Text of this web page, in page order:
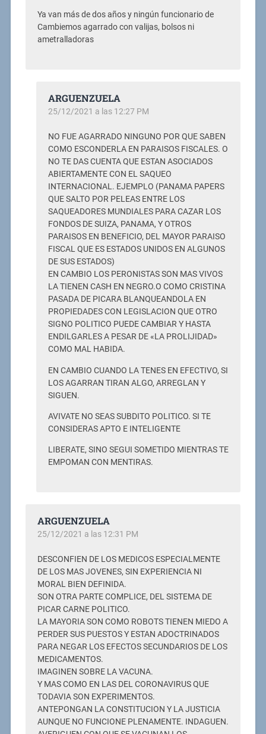
Ya van más de dos años y ningún funcionario de
Cambiemos agarrado con valijas, bolsos ni
ametralladoras
ARGUENZUELA
25/12/2021 a las 12:27 PM
NO FUE AGARRADO NINGUNO POR QUE SABEN
COMO ESCONDERLA EN PARAISOS FISCALES. O
NO TE DAS CUENTA QUE ESTAN ASOCIADOS
ABIERTAMENTE CON EL SAQUEO
INTERNACIONAL. EJEMPLO (PANAMA PAPERS
QUE SALTO POR PELEAS ENTRE LOS
SAQUEADORES MUNDIALES PARA CAZAR LOS
FONDOS DE SUIZA, PANAMA, Y OTROS
PARAISOS EN BENEFICIO, DEL MAYOR PARAISO
FISCAL QUE ES ESTADOS UNIDOS EN ALGUNOS
DE SUS ESTADOS)
EN CAMBIO LOS PERONISTAS SON MAS VIVOS
LA TIENEN CASH EN NEGRO.O COMO CRISTINA
PASADA DE PICARA BLANQUEANDOLA EN
PROPIEDADES CON LEGISLACION QUE OTRO
SIGNO POLITICO PUEDE CAMBIAR Y HASTA
ENDILGARLES A PESAR DE «LA PROLIJIDAD»
COMO MAL HABIDA.
EN CAMBIO CUANDO LA TENES EN EFECTIVO, SI
LOS AGARRAN TIRAN ALGO, ARREGLAN Y
SIGUEN.
AVIVATE NO SEAS SUBDITO POLITICO. SI TE
CONSIDERAS APTO E INTELIGENTE
LIBERATE, SINO SEGUI SOMETIDO MIENTRAS TE
EMPOMAN CON MENTIRAS.
ARGUENZUELA
25/12/2021 a las 12:31 PM
DESCONFIEN DE LOS MEDICOS ESPECIALMENTE
DE LOS MAS JOVENES, SIN EXPERIENCIA NI
MORAL BIEN DEFINIDA.
SON OTRA PARTE COMPLICE, DEL SISTEMA DE
PICAR CARNE POLITICO.
LA MAYORIA SON COMO ROBOTS TIENEN MIEDO A
PERDER SUS PUESTOS Y ESTAN ADOCTRINADOS
PARA NEGAR LOS EFECTOS SECUNDARIOS DE LOS
MEDICAMENTOS.
IMAGINEN SOBRE LA VACUNA.
Y MAS COMO EN LAS DEL CORONAVIRUS QUE
TODAVIA SON EXPERIMENTOS.
ANTEPONGAN LA CONSTITUCION Y LA JUSTICIA
AUNQUE NO FUNCIONE PLENAMENTE. INDAGUEN.